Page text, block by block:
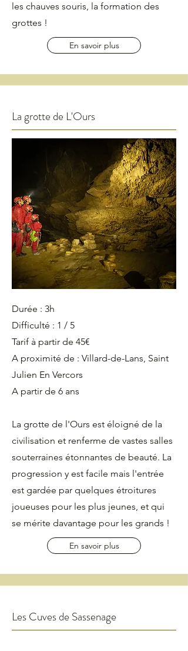
les chauves souris, la formation des
grottes !
En savoir plus
La grotte de L'Ours
Durée : 3h
Difficulté : 1 / 5
Tarif à partir de 45€
A proximité de : Villard-de-Lans, Saint
Julien En Vercors
A partir de 6 ans
La grotte de l'Ours est éloigné de la
civilisation et renferme de vastes salles
souterraines étonnantes de beauté. La
progression y est facile mais l'entrée
est gardée par quelques étroitures
joueuses pour les plus jeunes, et qui
se mérite davantage pour les grands !
En savoir plus
Les Cuves de Sassenage